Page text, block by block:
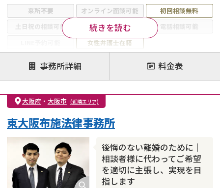
来所不要 オンライン面談可能
初回相談無料
土日祝の相談可能
19時以降電話可能
電話相談可能
女性弁護士在籍
注力案件
離婚前相談
離婚調停
離婚裁判
親権・面会交流権
DV
モラハラ
不貞・不倫慰謝料請求
国際離婚
財産分与
内縁の夫婦
続きを読む
事務所詳細 料金表
大阪府・ 大阪市 (近隣エリア)
後悔のない離婚のために｜
相談者様に代わってご希望
を適切に主張し、実現を目
指します
東大阪布施法律事務所